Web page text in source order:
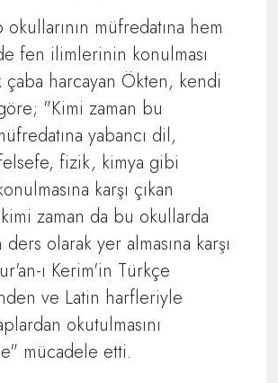
okullarının müfredatına hem
fen ilimlerinin konulması
harcayan Ökten, kendi
"Kimi zaman bu
yabancı dil,
fizik, kimya gibi
karşı çıkan
zaman da bu okullarda
olarak yer almasına karşı
ı Kerim'in Türkçe
ve Latin harfleriyle
okutulmasını
mücadele etti.